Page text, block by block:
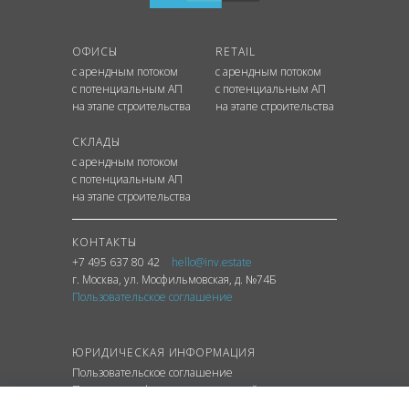
ОФИСЫ
с арендным потоком
с потенциальным АП
на этапе строительства
RETAIL
с арендным потоком
с потенциальным АП
на этапе строительства
СКЛАДЫ
с арендным потоком
с потенциальным АП
на этапе строительства
КОНТАКТЫ
+7 495 637 80 42
hello@inv.estate
г. Москва, ул. Мосфильмовская, д. №74Б
Пользовательское соглашение
ЮРИДИЧЕСКАЯ ИНФОРМАЦИЯ
Пользовательское соглашение
Политика конфиденциальности сайта